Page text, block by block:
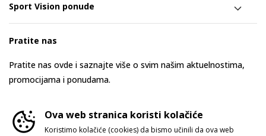
Sport Vision ponude
Pratite nas
Pratite nas ovde i saznajte više o svim našim aktuelnostima,
promocijama i ponudama.
Ova web stranica koristi kolačiće
Koristimo kolačiće (cookies) da bismo učinili da ova web